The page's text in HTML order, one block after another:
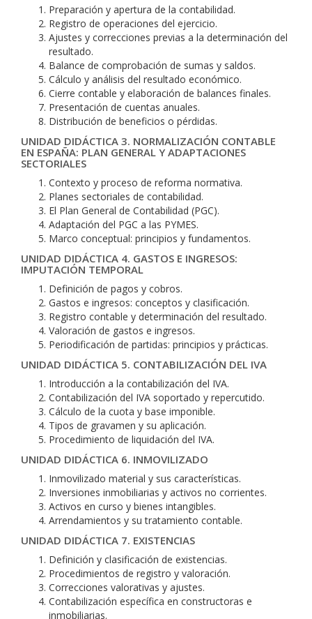
Preparación y apertura de la contabilidad.
Registro de operaciones del ejercicio.
Ajustes y correcciones previas a la determinación del
resultado.
Balance de comprobación de sumas y saldos.
Cálculo y análisis del resultado económico.
Cierre contable y elaboración de balances finales.
Presentación de cuentas anuales.
Distribución de beneficios o pérdidas.
UNIDAD DIDÁCTICA 3. NORMALIZACIÓN CONTABLE
EN ESPAÑA: PLAN GENERAL Y ADAPTACIONES
SECTORIALES
Contexto y proceso de reforma normativa.
Planes sectoriales de contabilidad.
El Plan General de Contabilidad (PGC).
Adaptación del PGC a las PYMES.
Marco conceptual: principios y fundamentos.
UNIDAD DIDÁCTICA 4. GASTOS E INGRESOS:
IMPUTACIÓN TEMPORAL
Definición de pagos y cobros.
Gastos e ingresos: conceptos y clasificación.
Registro contable y determinación del resultado.
Valoración de gastos e ingresos.
Periodificación de partidas: principios y prácticas.
UNIDAD DIDÁCTICA 5. CONTABILIZACIÓN DEL IVA
Introducción a la contabilización del IVA.
Contabilización del IVA soportado y repercutido.
Cálculo de la cuota y base imponible.
Tipos de gravamen y su aplicación.
Procedimiento de liquidación del IVA.
UNIDAD DIDÁCTICA 6. INMOVILIZADO
Inmovilizado material y sus características.
Inversiones inmobiliarias y activos no corrientes.
Activos en curso y bienes intangibles.
Arrendamientos y su tratamiento contable.
UNIDAD DIDÁCTICA 7. EXISTENCIAS
Definición y clasificación de existencias.
Procedimientos de registro y valoración.
Correcciones valorativas y ajustes.
Contabilización específica en constructoras e
inmobiliarias.